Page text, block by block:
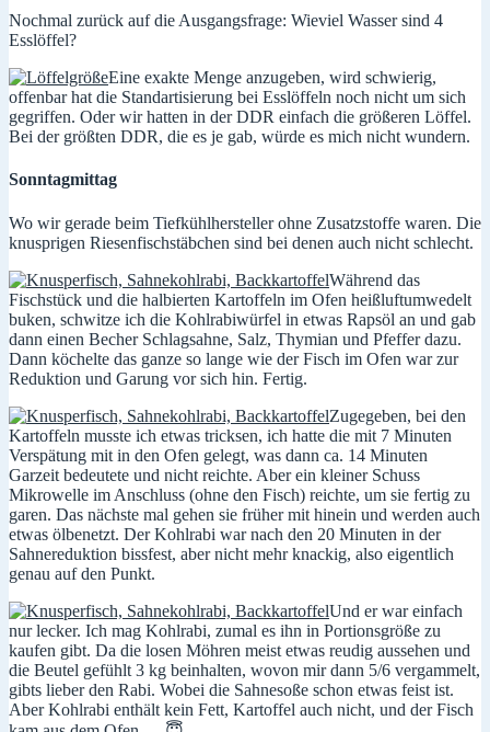
Nochmal zurück auf die Ausgangsfrage: Wieviel Wasser sind 4
Esslöffel?
Eine exakte Menge anzugeben, wird schwierig,
offenbar hat die Standartisierung bei Esslöffeln noch nicht um sich
gegriffen. Oder wir hatten in der DDR einfach die größeren Löffel.
Bei der größten DDR, die es je gab, würde es mich nicht wundern.
Sonntagmittag
Wo wir gerade beim Tiefkühlhersteller ohne Zusatzstoffe waren. Die
knusprigen Riesenfischstäbchen sind bei denen auch nicht schlecht.
Während das
Fischstück und die halbierten Kartoffeln im Ofen heißluftumwedelt
buken, schwitze ich die Kohlrabiwürfel in etwas Rapsöl an und gab
dann einen Becher Schlagsahne, Salz, Thymian und Pfeffer dazu.
Dann köchelte das ganze so lange wie der Fisch im Ofen war zur
Reduktion und Garung vor sich hin. Fertig.
Zugegeben, bei den
Kartoffeln musste ich etwas tricksen, ich hatte die mit 7 Minuten
Verspätung mit in den Ofen gelegt, was dann ca. 14 Minuten
Garzeit bedeutete und nicht reichte. Aber ein kleiner Schuss
Mikrowelle im Anschluss (ohne den Fisch) reichte, um sie fertig zu
garen. Das nächste mal gehen sie früher mit hinein und werden auch
etwas ölbenetzt. Der Kohlrabi war nach den 20 Minuten in der
Sahnereduktion bissfest, aber nicht mehr knackig, also eigentlich
genau auf den Punkt.
Und er war einfach
nur lecker. Ich mag Kohlrabi, zumal es ihn in Portionsgröße zu
kaufen gibt. Da die losen Möhren meist etwas reudig aussehen und
die Beutel gefühlt 3 kg beinhalten, wovon mir dann 5/6 vergammelt,
gibts lieber den Rabi. Wobei die Sahnesoße schon etwas feist ist.
Aber Kohlrabi enthält kein Fett, Kartoffel auch nicht, und der Fisch